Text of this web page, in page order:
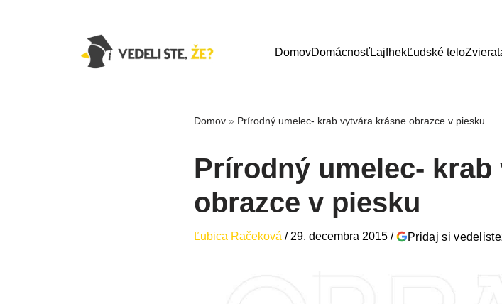
DomovDomácnosťLajfhekĽudské telo
Domov » Prírodný umelec- krab vytvára krásne obrazce v piesku
Prírodný umelec- krab
obrazce v piesku
Ľubica Račeková / 29. decembra 2015 / Pridaj si